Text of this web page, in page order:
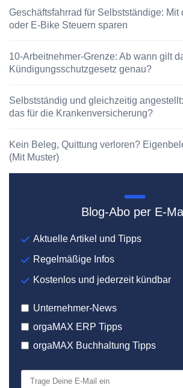
Geschäftsfahrrad für Selbstständige: Mit
oder E-Bike Steuern sparen
10-Arbeitnehmer-Grenze: Ab wann gilt
Kündigungsschutzgesetz genau?
Selbstständig und gleichzeitig
das für die Krankenversicherung?
Kein Beleg, Quittung verloren?
(Mit Muster)
Blog-Abo per E-
Aktuelle Artikel und Tipps
Regelmäßige Infos
Kostenlos und jederzeit kündbar
Unternehmer-News
orgaMAX ERP Tipps
orgaMAX Buchhaltung Tipps